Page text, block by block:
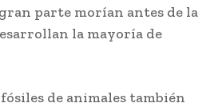
parte morían antes de la
la mayoría de
de animales también